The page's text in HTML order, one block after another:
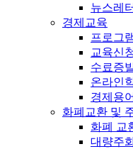
뉴스레
경제교육
프로그
교육신
수료증
온라인
경제용
화폐교환 및
화폐 교
대량주